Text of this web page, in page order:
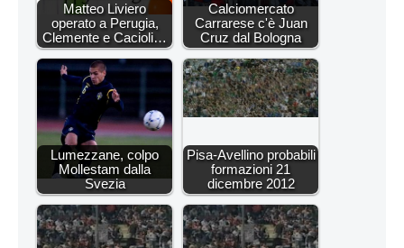
Matteo Liviero
operato a Perugia,
Clemente e Cacioli…
Calciomercato
Carrarese c'è Juan
Cruz dal Bologna
Lumezzane, colpo
Mollestam dalla
Svezia
Pisa-Avellino probabili
formazioni 21
dicembre 2012